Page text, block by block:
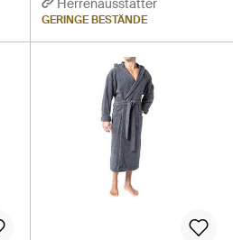
Herrenausstatter
GERINGE BESTÄNDE